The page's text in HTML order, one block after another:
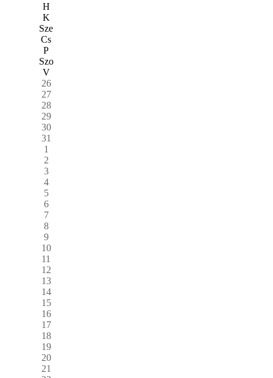
H
K
Sze
Cs
P
Szo
V
26
27
28
29
30
31
1
2
3
4
5
6
7
8
9
10
11
12
13
14
15
16
17
18
19
20
21